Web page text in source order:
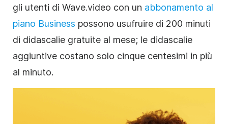
gli utenti di Wave.video con un abbonamento al
piano Business possono usufruire di 200 minuti
di didascalie gratuite al mese; le didascalie
aggiuntive costano solo cinque centesimi in più
al minuto.